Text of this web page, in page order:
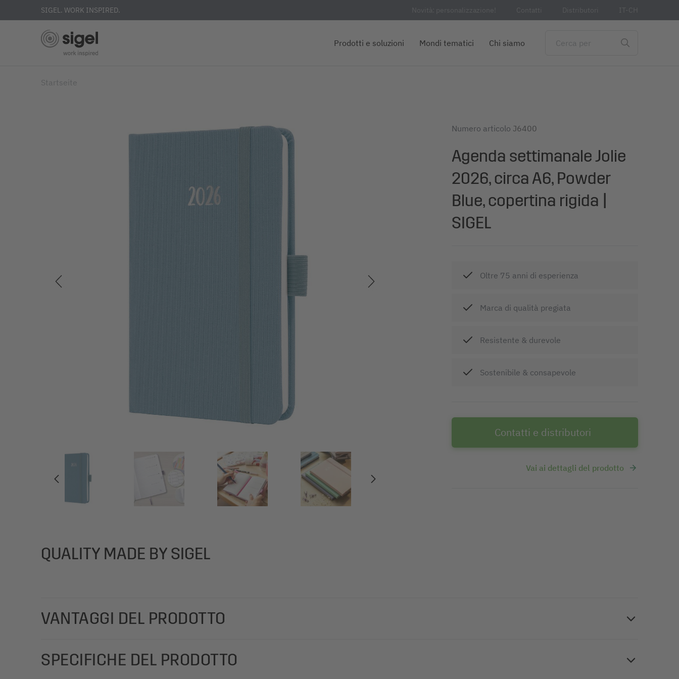
SIGEL. WORK INSPIRED. Novità: personalizzazione! Contatti Distributori IT-CH
Prodotti e soluzioni Mondi tematici Chi siamo
Startseite
Numero articolo J6400
Agenda settimanale Jolie
2026, circa A6, Powder
Blue, copertina rigida |
SIGEL
Oltre 75 anni di esperienza
Marca di qualità pregiata
Resistente & durevole
Sostenibile & consapevole
Contatti e distributori
Vai ai dettagli del prodotto
QUALITY MADE BY SIGEL
VANTAGGI DEL PRODOTTO
Con la vivacità dei suoi colori il diario per appuntamenti vi accompagna meravigliosamente per tutto l'anno. Il suo design stiloso si coniuga alla pratica funzionalità,
per gestire sempre al meglio la vostra giornata privata e professionale. Organizzarsi sempre stilosamente – con le agende settimanali Jolie di tendenza 2026
SPECIFICHE DEL PRODOTTO